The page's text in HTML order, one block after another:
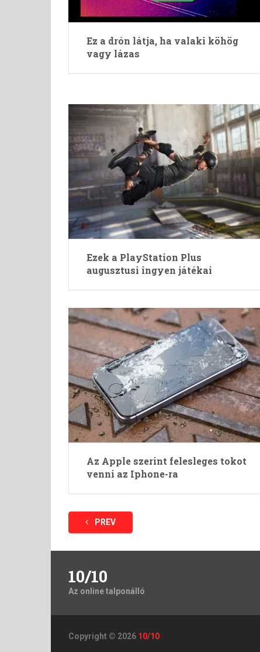
Ez a drón látja, ha valaki köhög
vagy lázas
Ezek a PlayStation Plus
augusztusi ingyen játékai
Az Apple szerint felesleges tokot
venni az Iphone-ra
Bejegyzések
lapozása
PREV
10/10
Az online talponálló
Copyright © 2026 10/10